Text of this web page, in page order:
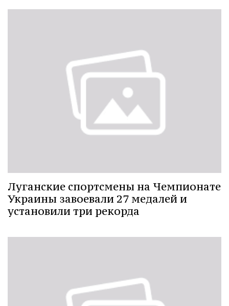
Луганские спортсмены на Чемпионате
Украины завоевали 27 медалей и
установили три рекорда